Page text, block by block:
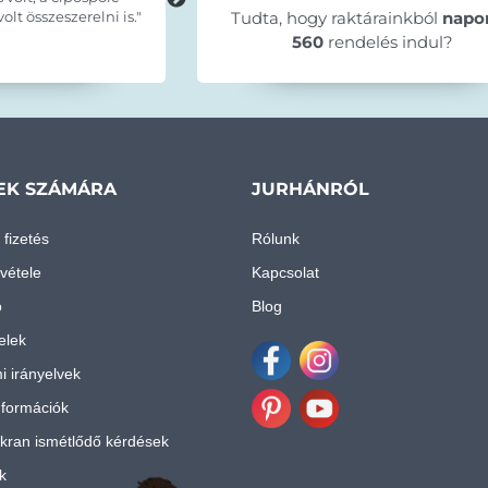
összeszerelni is."
leirták, idő elött érkezett,
szuper ajánlani tudom mindenkinek
Tudta, hogy raktárainkból
560rendelés indul?
SZÁMÁRA
fizetés
irányelvek
ismétlődő kérdések
JURHÁNRÓL
Rólunk
Kapcsolat
Blog
FacebookInstagram